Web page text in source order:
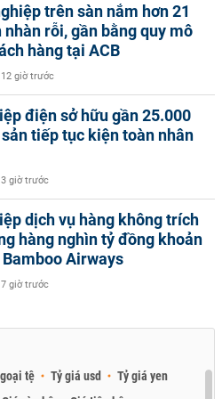
trên sàn nắm hơn 21
nhàn rỗi, gần bằng quy mô
hàng tại ACB
12 giờ trước
điện sở hữu gần 25.000
tiếp tục kiện toàn nhân
3 giờ trước
dịch vụ hàng không trích
hàng nghìn tỷ đồng khoản
Airways
7 giờ trước
tệ Tỷ giá usd
Tỷ giá yen